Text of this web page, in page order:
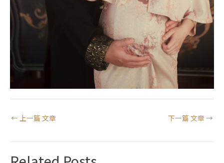
← 上一篇 文章 下一篇 文章 →